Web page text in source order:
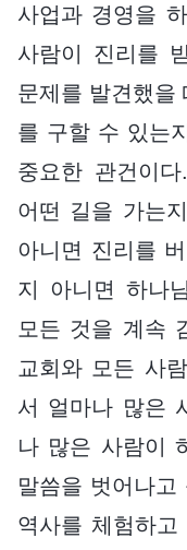
사업과 경영을
사람이 진리를
문제를 발견했을
를 구할 수 있는
중요한 관건이
어떤 길을 가는
아니면 진리를
지 아니면 하나
모든 것을 계속
교회와 모든 사
서 얼마나 많은
나 많은 사람이
말씀을 벗어나고
역사를 체험하